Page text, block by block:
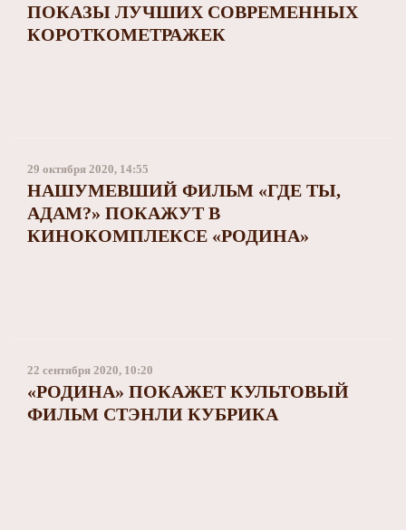
ПОКАЗЫ ЛУЧШИХ СОВРЕМЕННЫХ
КОРОТКОМЕТРАЖЕК
29 октября 2020, 14:55
НАШУМЕВШИЙ ФИЛЬМ «ГДЕ ТЫ,
АДАМ?» ПОКАЖУТ В
КИНОКОМПЛЕКСЕ «РОДИНА»
22 сентября 2020, 10:20
«РОДИНА» ПОКАЖЕТ КУЛЬТОВЫЙ
ФИЛЬМ СТЭНЛИ КУБРИКА